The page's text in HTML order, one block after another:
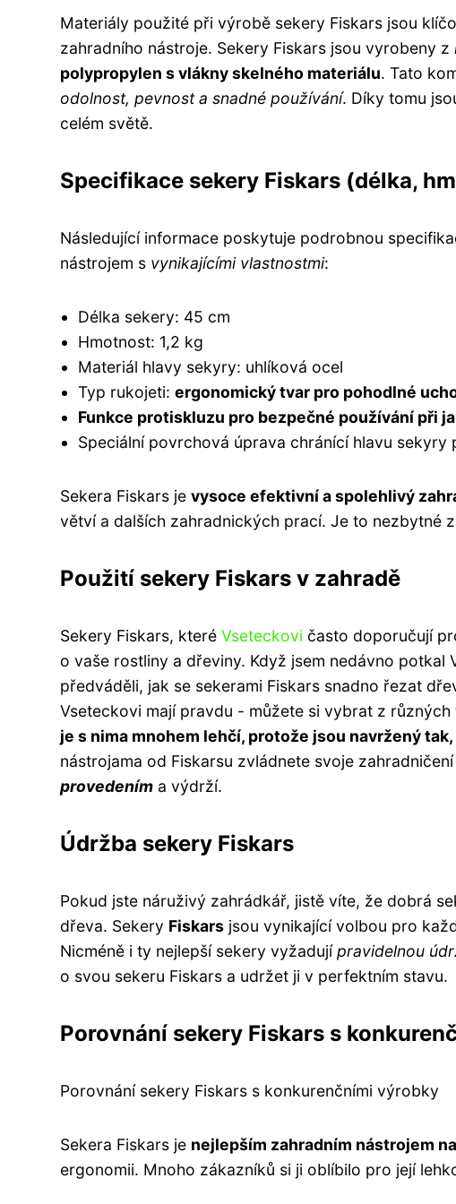
Materiály použité při výrobě sekery Fiskars jsou
zahradního nástroje. Sekery Fiskars jsou vyrobeny z
polypropylen s vlákny skelného materiálu. Tato
odolnost, pevnost a snadné používání. Díky tomu
celém světě.
Specifikace sekery Fiskars (délka,
Následující informace poskytuje podrobnou
nástrojem s vynikajícími vlastnostmi:
Délka sekery: 45 cm
Hmotnost: 1,2 kg
Materiál hlavy sekyry: uhlíková ocel
Typ rukojeti: ergonomický tvar pro pohodlné
Funkce protiskluzu pro bezpečné používání při
Speciální povrchová úprava chránící hlavu
Sekera Fiskars je vysoce efektivní a spolehlivý
větví a dalších zahradnických prací. Je to nezbytné
Použití sekery Fiskars v zahradě
Sekery Fiskars, které Vseteckovi často doporučují
o vaše rostliny a dřeviny. Když jsem nedávno
předváděli, jak se sekerami Fiskars snadno řezat
Vseteckovi mají pravdu - můžete si vybrat z
je s nima mnohem lehčí, protože jsou navržený
nástrojama od Fiskarsu zvládnete svoje
provedením a výdrží.
Údržba sekery Fiskars
Pokud jste náruživý zahrádkář, jistě víte, že dobrá
dřeva. Sekery Fiskars jsou vynikající volbou pro
Nicméně i ty nejlepší sekery vyžadujípravidelnou
o svou sekeru Fiskars a udržet ji v perfektním stavu.
Porovnání sekery Fiskars s
Porovnání sekery Fiskars s konkurenčními výrobky
Sekera Fiskars je nejlepším zahradním nástrojem
ergonomii. Mnoho zákazníků si ji oblíbilo pro její